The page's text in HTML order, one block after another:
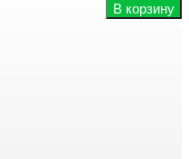
В корзину